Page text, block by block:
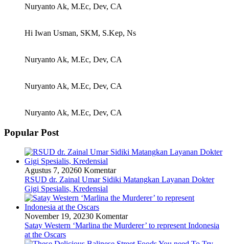
Nuryanto Ak, M.Ec, Dev, CA
Hi Iwan Usman, SKM, S.Kep, Ns
Nuryanto Ak, M.Ec, Dev, CA
Nuryanto Ak, M.Ec, Dev, CA
Nuryanto Ak, M.Ec, Dev, CA
Popular Post
Agustus 7, 20260 Komentar
RSUD dr. Zainal Umar Sidiki Matangkan Layanan Dokter
Gigi Spesialis, Kredensial
November 19, 20230 Komentar
Satay Western ‘Marlina the Murderer’ to represent Indonesia
at the Oscars